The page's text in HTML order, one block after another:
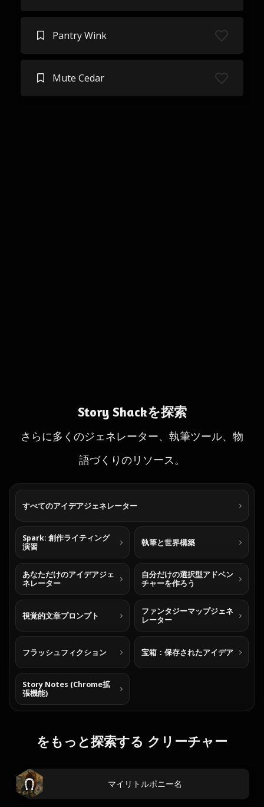
Pantry Wink
Mute Cedar
Story Shackを探索
さらに多くのジェネレーター、執筆ツール、物
語づくりのリソース。
すべてのアイデアジェネレーター
Spark: 創作ライティング
演習
執筆と世界構築
あなただけのアイデアジェ
ネレーター
自分だけの選択型アドベン
チャーを作ろう
視覚的文章プロンプト
ファンタジーマップジェネ
レーター
フラッシュフィクション 宝箱：保存されたアイデア
Story Notes (Chrome拡
張機能)
をもっと探索する クリーチャー
マイリトルポニー名